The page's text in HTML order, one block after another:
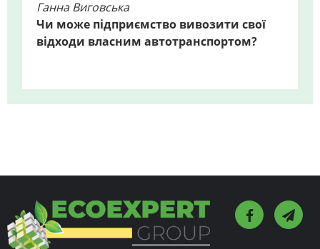
Ганна Виговська
Чи може підприємство вивозити свої
відходи власним автотранспортом?